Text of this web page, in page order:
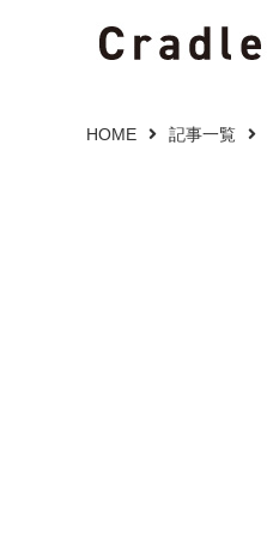
HOME 記事一覧